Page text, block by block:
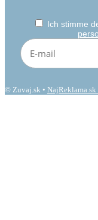
Ich stimme
© Zuvaj.sk •